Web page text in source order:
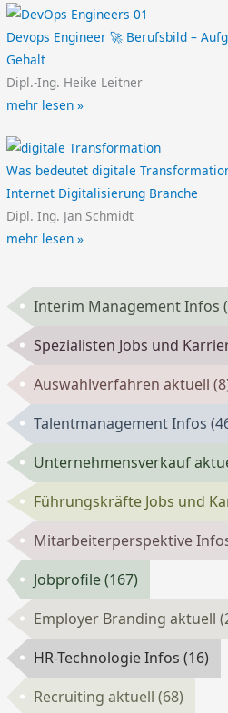
Devops Engineer 🚀 Berufsbild –
Gehalt
Dipl.-Ing. Heike Leitner
mehr lesen »
Was bedeutet digitale
Internet Digitalisierung Branche
Dipl. Ing. Jan Schmidt
mehr lesen »
Interim Management Infos
Spezialisten Jobs und
Auswahlverfahren aktuell
Talentmanagement Infos
Unternehmensverkauf
Führungskräfte Jobs und
Mitarbeiterperspektive
Jobprofile(167)
Employer Branding aktuell
HR-Technologie Infos(16)
Recruiting aktuell(68)